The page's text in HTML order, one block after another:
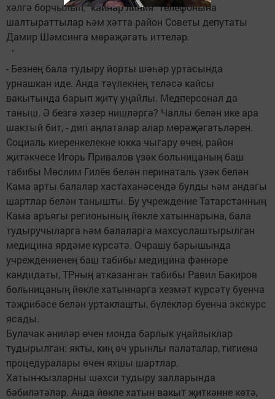
хәлгә борчылып, "кайнар линия" телефонына
шалтыраттылар һәм хәтта район Советы депутаты
Дамир Шәмсинга мөрәҗәгать иттеләр.
- Безнең бала тудыру йорты шәһәр уртасында
урнашкан иде. Анда тәүлекнең теләсә кайсы
вакытында барып җитү уңайлы. Медперсонал да
таныш. Ә безгә хәзер нишләргә? Чаллы белән ике ара
шактый бит, - дип аңлаталар алар мөрәҗәгатьләрен.
Социаль киеренкелекне юкка чыгару өчен, район
җитәкчесе Игорь Привалов үзәк больницаның баш
табибы Мөслим Гилёв белән перинаталь үзәк белән
Кама арты балалар хастаханәсендә булды һәм андагы
шартлар белән танышты. Бу учреждение Татарстанның
Кама аръягы регионының йөкле хатыннарына, бала
тудыручыларга һәм балаларга махсуслаштырылган
медицина ярдәме күрсәтә. Очрашу барышында
учреждениенең баш табибы медицина фәннәре
кандидаты, ТРның атказанган табибы Равил Бакиров
больницаның йөкле хатыннарга хезмәт күрсәтү буенча
тәҗрибәсе белән уртаклашты, бүлекләр буенча экскурс
ясады.
Булачак әниләр өчен монда барлык уңайлыклар
тудырылган: якты, киң өч урынлы палаталар, гигиена
процедуралары өчен яхшы шартлар.
Хатын-кызларны шәхси тудыру залларында
бәбиләтәләр. Анда йөкле хатын вакыт җиткәнне көтә,